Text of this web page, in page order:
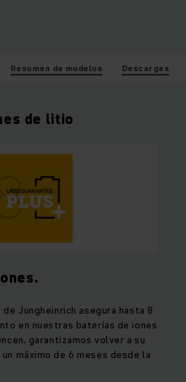
Resumen de modelos Descargas
de litio
de Jungheinrich asegura hasta 8
en nuestras baterías de iones
garantizamos volver a su
máximo de 6 meses desde la